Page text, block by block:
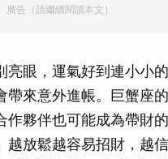
廣告（請繼續閱讀本文）
眼，運氣好到連小小
來意外進帳。巨蟹座
夥伴也可能成為帶財
放鬆越容易招財，越